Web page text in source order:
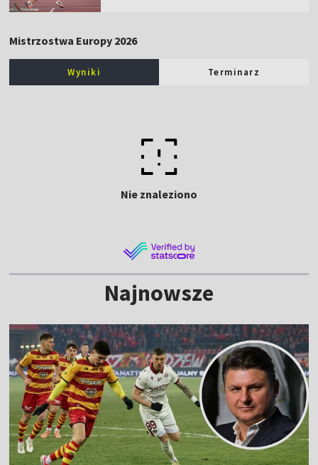
Mistrzostwa Europy 2026
Wyniki Terminarz
Nie znaleziono
Najnowsze